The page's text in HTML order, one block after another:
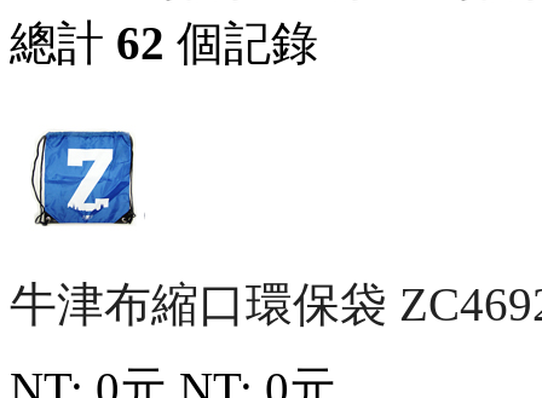
總計 62 個記錄
牛津布縮口環保袋